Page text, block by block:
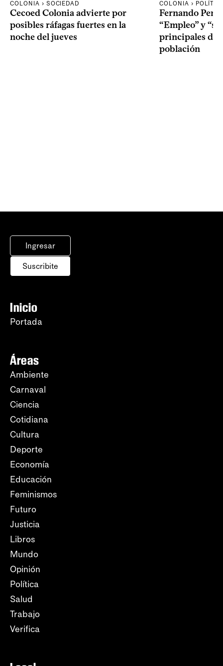
COLONIA › SOCIEDAD
Cecoed Colonia advierte por
posibles ráfagas fuertes en la
noche del jueves
COLONIA ›
Fernando
“Empleo” y
principales
población
Ingresar
Suscribite
Inicio
Portada
Áreas
Ambiente
Carnaval
Ciencia
Cotidiana
Cultura
Deporte
Economía
Educación
Feminismos
Futuro
Justicia
Libros
Mundo
Opinión
Política
Salud
Trabajo
Verifica